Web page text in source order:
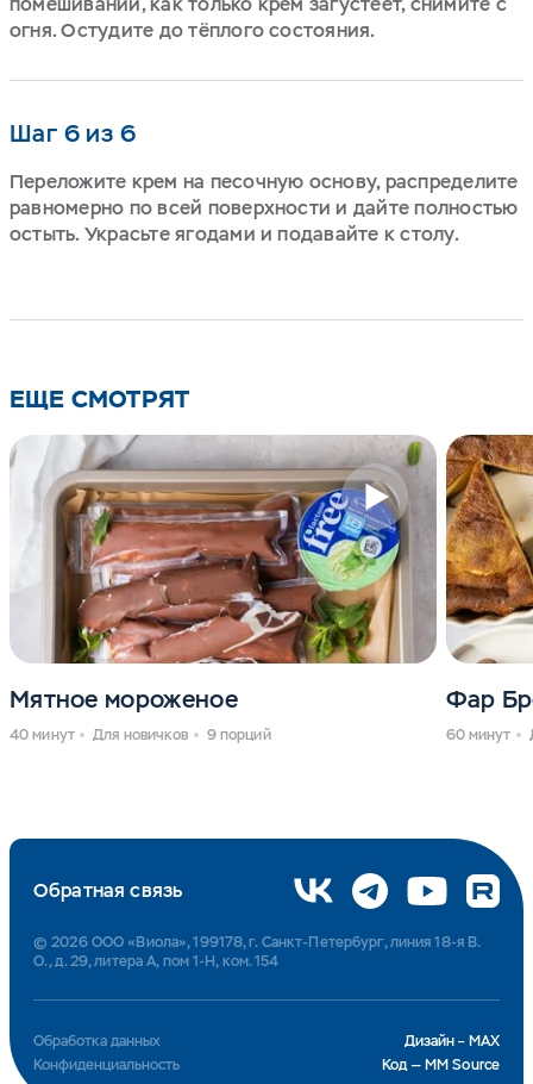
огня. Остудите до тёплого состояния.
Шаг 6 из 6
Переложите крем на песочную основу, распределите
равномерно по всей поверхности и дайте полностью
остыть. Украсьте ягодами и подавайте к столу.
ЕЩЕ СМОТРЯТ
Мятное мороженое
40 минут Для новичков 9 порций
Фар
60 минут
Дизайн – MAX
Обработка данных
Код — MM Source
Конфиденциальность
Обратная связь
© 2026 ООО «Виола», 199178, г. Санкт-Петербург, линия 18-я В.
О., д. 29, литера А, пом 1-Н, ком. 154